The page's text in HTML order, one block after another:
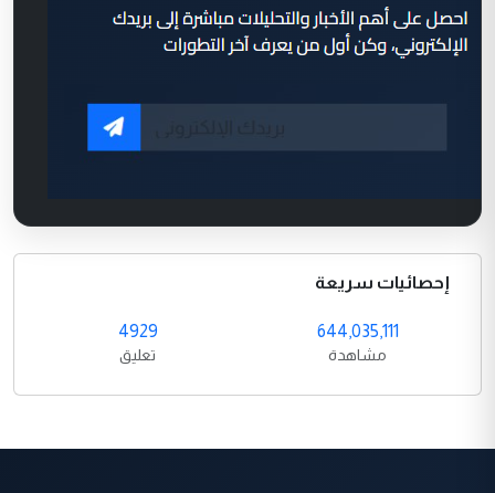
إحصائيات سريعة
644,035,111
مشاهدة
4929
تعليق